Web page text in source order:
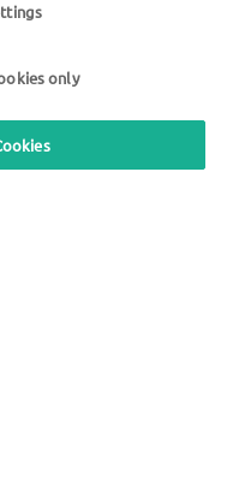
di richiamata
only